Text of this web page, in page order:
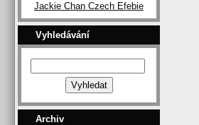
Jackie Chan Czech Efebie
Vyhledávání
Archiv